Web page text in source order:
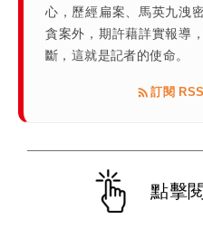
心，歷經扁案、馬英九洩
貪案外，期許藉詳實報導
斷，這就是記者的使命。
訂閱 RSS
點擊